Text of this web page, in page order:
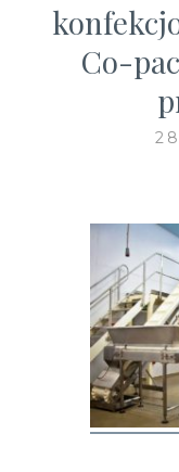
Co-